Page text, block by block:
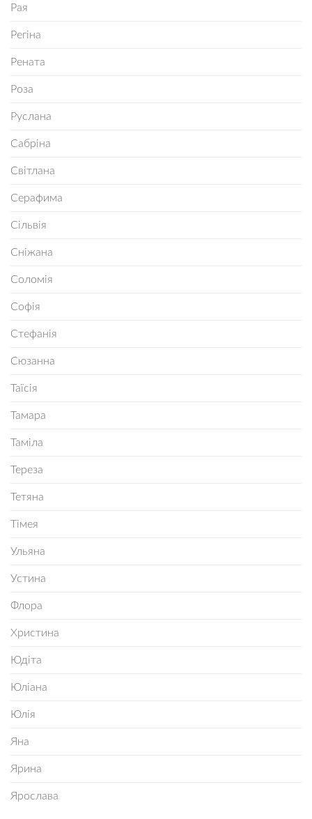
Рая
Регіна
Рената
Роза
Руслана
Сабріна
Світлана
Серафима
Сільвія
Сніжана
Соломія
Софія
Стефанія
Сюзанна
Таїсія
Тамара
Таміла
Тереза
Тетяна
Тімея
Ульяна
Устина
Флора
Христина
Юдіта
Юліана
Юлія
Яна
Ярина
Ярослава